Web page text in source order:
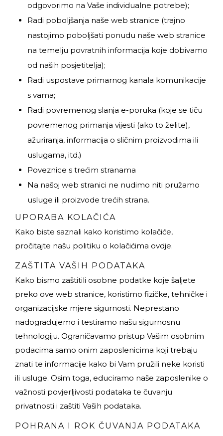
odgovorimo na Vaše individualne potrebe);
Radi poboljšanja naše web stranice (trajno
nastojimo poboljšati ponudu naše web stranice
na temelju povratnih informacija koje dobivamo
od naših posjetitelja);
Radi uspostave primarnog kanala komunikacije
s vama;
Radi povremenog slanja e-poruka (koje se tiču
povremenog primanja vijesti (ako to želite),
ažuriranja, informacija o sličnim proizvodima ili
uslugama, itd.)
Poveznice s trećim stranama
Na našoj web stranici ne nudimo niti pružamo
usluge ili proizvode trećih strana.
UPORABA KOLAČIĆA
Kako biste saznali kako koristimo kolačiće,
pročitajte našu politiku o kolačićima ovdje.
ZAŠTITA VAŠIH PODATAKA
Kako bismo zaštitili osobne podatke koje šaljete
preko ove web stranice, koristimo fizičke, tehničke i
organizacijske mjere sigurnosti. Neprestano
nadograđujemo i testiramo našu sigurnosnu
tehnologiju. Ograničavamo pristup Vašim osobnim
podacima samo onim zaposlenicima koji trebaju
znati te informacije kako bi Vam pružili neke koristi
ili usluge. Osim toga, educiramo naše zaposlenike o
važnosti povjerljivosti podataka te čuvanju
privatnosti i zaštiti Vaših podataka.
POHRANA I ROK ČUVANJA PODATAKA